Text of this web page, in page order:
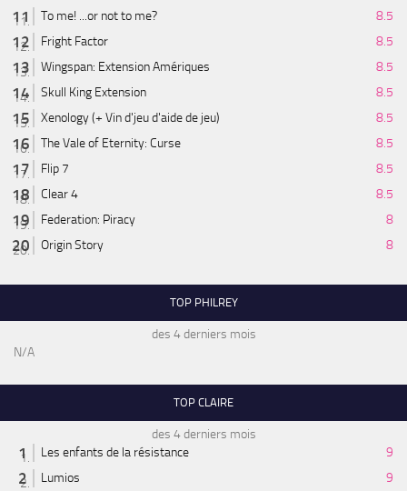
To me! ...or not to me?
8.5
Fright Factor
8.5
Wingspan: Extension Amériques
8.5
Skull King Extension
8.5
Xenology (+ Vin d'jeu d'aide de jeu)
8.5
The Vale of Eternity: Curse
8.5
Flip 7
8.5
Clear 4
8.5
Federation: Piracy
8
Origin Story
8
TOP PHILREY
des 4 derniers mois
N/A
TOP CLAIRE
des 4 derniers mois
Les enfants de la résistance
9
Lumios
9